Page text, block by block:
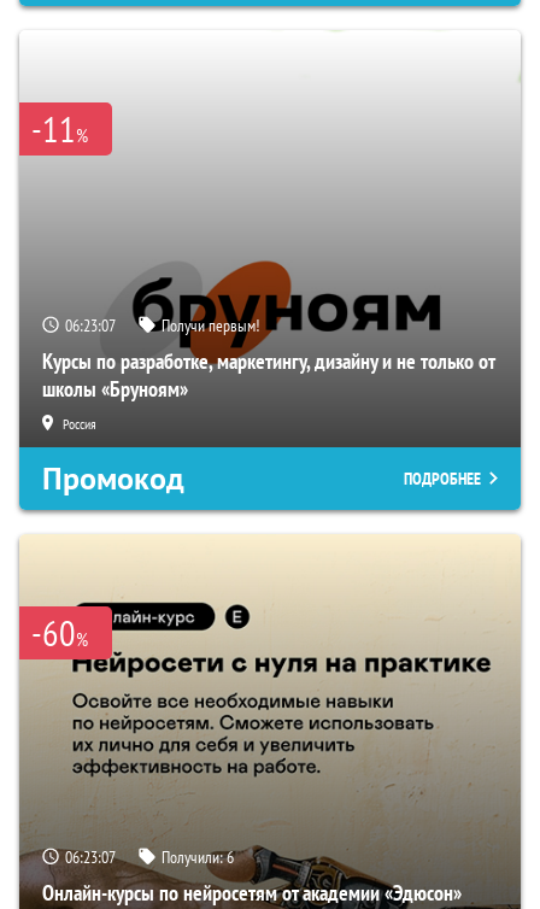
-11%
06:23:06 Получи первым!
Курсы по разработке, маркетингу, дизайну и не только от
школы «Бруноям»
Россия
Промокод ПОДРОБНЕЕ
-60%
06:23:06 Получили:6
Онлайн-курсы по нейросетям от академии «Эдюсон»